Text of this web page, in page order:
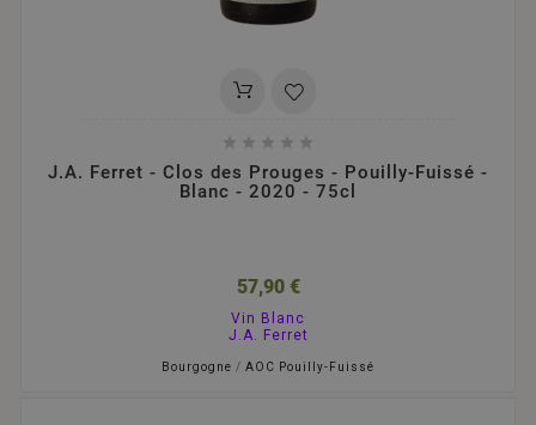
    
J.A. Ferret - Clos des Prouges - Pouilly-Fuissé -
Blanc - 2020 - 75cl
57,90 €
Vin Blanc
J.A. Ferret
Bourgogne / AOC Pouilly-Fuissé